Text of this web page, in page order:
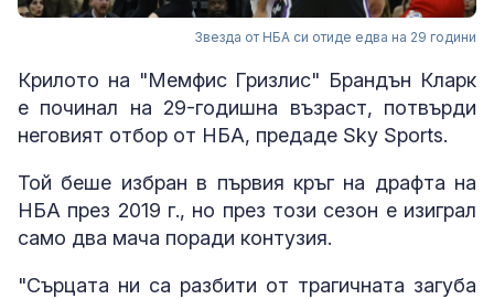
Звезда от НБА си отиде едва на 29 години
Крилото на "Мемфис Гризлис" Брандън Кларк
е починал на 29-годишна възраст, потвърди
неговият отбор от НБА, предаде Sky Sports.
Той беше избран в първия кръг на драфта на
НБА през 2019 г., но през този сезон е изиграл
само два мача поради контузия.
"Сърцата ни са разбити от трагичната загуба